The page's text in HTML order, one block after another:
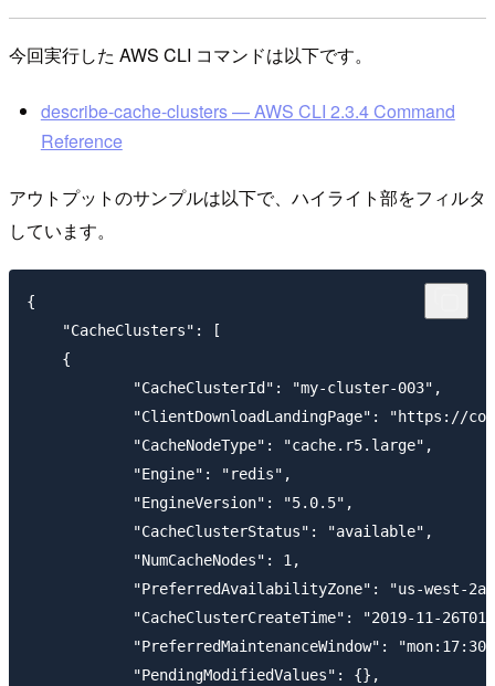
今回実行した AWS CLI コマンドは以下です。
describe-cache-clusters — AWS CLI 2.3.4 Command
Reference
アウトプットのサンプルは以下で、ハイライト部をフィルタ
しています。
{
    "CacheClusters": [
    {
            "CacheClusterId": "my-cluster-003",
"ClientDownloadLandingPage": "https://
            "CacheNodeType": "cache.r5.large",
            "Engine": "redis",
            "EngineVersion": "5.0.5",
            "CacheClusterStatus": "available",
            "NumCacheNodes": 1,
"PreferredAvailabilityZone": "us-west-
"CacheClusterCreateTime": "2019-11-
"PreferredMaintenanceWindow":
            "PendingModifiedValues": {},